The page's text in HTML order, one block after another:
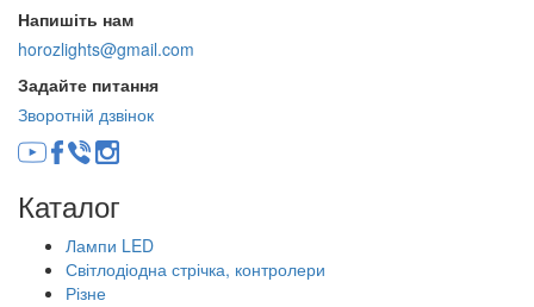
Напишіть нам
horozlights@gmail.com
Задайте питання
Зворотній дзвінок
Каталог
Лампи LED
Світлодіодна стрічка, контролери
Різне